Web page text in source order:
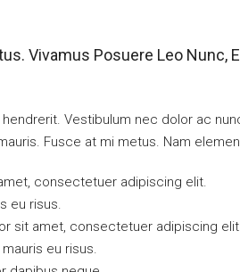
Vivamus Posuere Leo Nunc,
Vestibulum nec dolor ac
Fusce at mi metus. Nam
consectetuer adipiscing elit.
eu risus.
sit amet, consectetuer adipiscing elit.
eu risus.